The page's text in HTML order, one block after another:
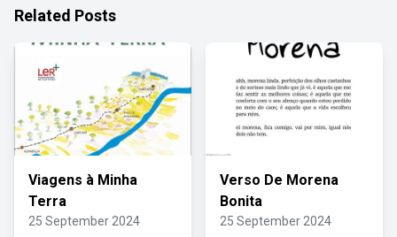
Related Posts
Viagens à Minha
Terra
25 September 2024
Verso De Morena
Bonita
25 September 2024